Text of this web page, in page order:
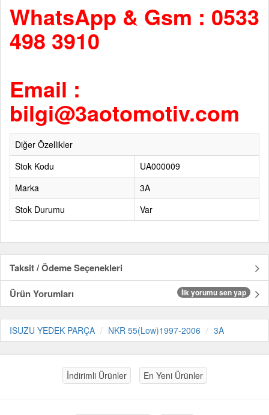
WhatsApp & Gsm : 0533
498 3910
Email :
bilgi@3aotomotiv.com
Diğer Özellikler
Stok Kodu
UA000009
Marka
3A
Stok Durumu
Var
Taksit / Ödeme Seçenekleri
Ürün Yorumları
İlk yorumu sen yap
ISUZU YEDEK PARÇA NKR 55(Low)1997-2006 3A
İndirimli Ürünler En Yeni Ürünler